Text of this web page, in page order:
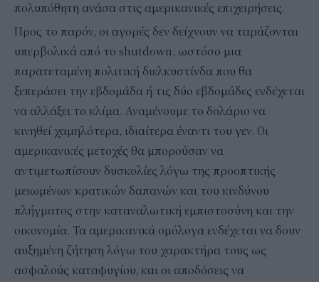
πολυπόθητη ανάσα στις αμερικανικές επιχειρήσεις.
Προς το παρόν, οι αγορές δεν δείχνουν να ταράζονται
υπερβολικά από το shutdown, ωστόσο μια
παρατεταμένη πολιτική διελκυστίνδα που θα
ξεπεράσει την εβδομάδα ή τις δύο εβδομάδες ενδέχεται
να αλλάξει το κλίμα. Αναμένουμε το δολάριο να
κινηθεί χαμηλότερα, ιδιαίτερα έναντι του γεν. Οι
αμερικανικές μετοχές θα μπορούσαν να
αντιμετωπίσουν δυσκολίες λόγω της προοπτικής
μειωμένων κρατικών δαπανών και του κινδύνου
πλήγματος στην καταναλωτική εμπιστοσύνη και την
οικονομία. Τα αμερικανικά ομόλογα ενδέχεται να δουν
αυξημένη ζήτηση λόγω του χαρακτήρα τους ως
ασφαλούς καταφυγίου, και οι αποδόσεις να